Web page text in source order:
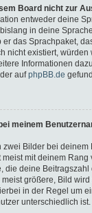
Board nicht zur
entweder deine
in deine
das Sprachpaket,
nicht existiert, würden
Informationen
aufphpBB.de
meinem
zwei Bilder bei deinem
mit deinem Rang
die deine
größere, Bild wird
in der Regel um
unterschiedlich ist.